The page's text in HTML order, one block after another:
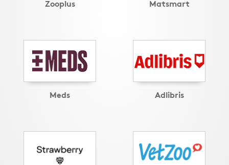
Zooplus Matsmart
Meds Adlibris